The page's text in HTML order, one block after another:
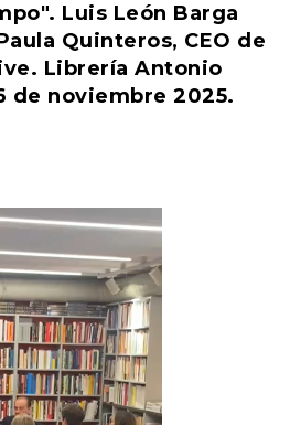
Luis León Barga
Quinteros, CEO de
Librería Antonio
de noviembre 2025.